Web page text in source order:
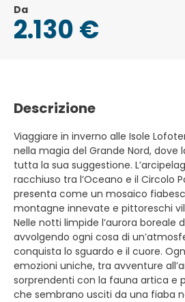
Da
2.130 €
Descrizione
Viaggiare in inverno alle Isole
nella magia del Grande Nord, dove
tutta la sua suggestione.
racchiuso tra l’Oceano e il Circolo
presenta come un mosaico
montagne innevate e pittoreschi
Nelle notti limpide l’aurora boreale
avvolgendo ogni cosa di
conquista lo sguardo e il cuore.
emozioni uniche, tra avventure
sorprendenti con la fauna artica e
che sembrano usciti da una fiaba